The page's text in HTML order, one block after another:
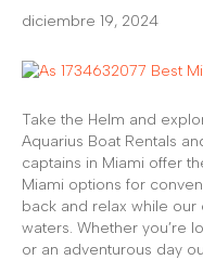
diciembre 19, 2024
Take the Helm and
Aquarius Boat Rentals
captains in Miami offer
Miami options for
back and relax while
waters. Whether you’re
or an adventurous day